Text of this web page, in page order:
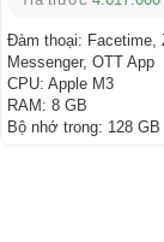
Đàm thoại: Facetime,
Messenger, OTT App
CPU: Apple M3
RAM: 8 GB
Bộ nhớ trong: 128 GB